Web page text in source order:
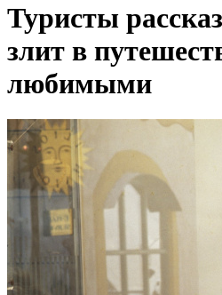
Туристы
злит в
любимыми